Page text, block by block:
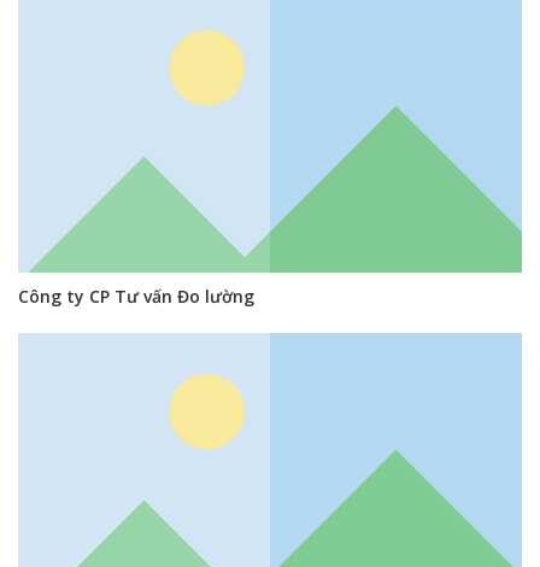
Công ty CP Tư vấn Đo lường